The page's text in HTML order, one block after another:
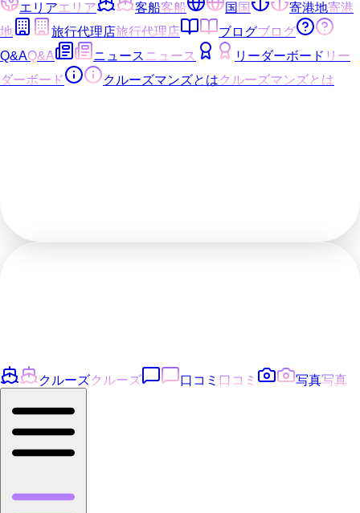
エリアエリア 客船客船 国国 寄港地寄港
地
旅行代理店旅行代理店 ブログブログ
Q&AQ&A ニュース ニュース リーダーボード リー
ダーボード
クルーズマンズとはクルーズマンズとは
クルーズクルーズ 口コミ 口コミ 写真写真